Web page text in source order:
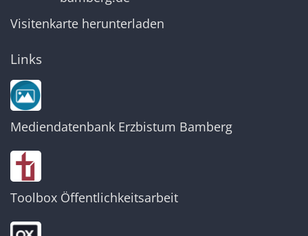
Visitenkarte herunterladen
Links
Mediendatenbank Erzbistum Bamberg
Toolbox Öffentlichkeitsarbeit